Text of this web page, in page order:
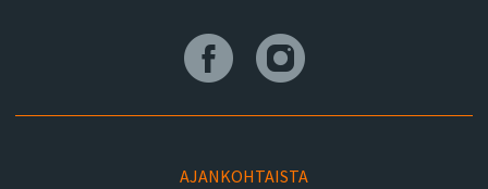
AJANKOHTAISTA